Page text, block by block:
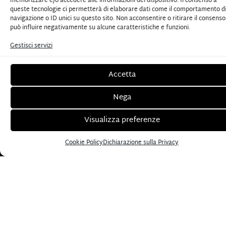
queste tecnologie ci permetterà di elaborare dati come il comportamento di
navigazione o ID unici su questo sito. Non acconsentire o ritirare il consenso
può influire negativamente su alcune caratteristiche e funzioni.
Gestisci servizi
Accetta
Nega
Visualizza preferenze
Cookie PolicyDichiarazione sulla Privacy
Telefono*
Email*
Scegli la sede di riferimento
Titolo